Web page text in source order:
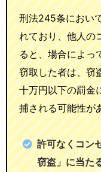
刑法245条におい
れており、他人の
ると、場合によっ
窃取した者は、窃
十万円以下の罰金
捕される可能性が
許可なくコン
窃盗」に当た